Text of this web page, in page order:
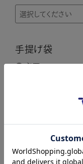
手提げ袋